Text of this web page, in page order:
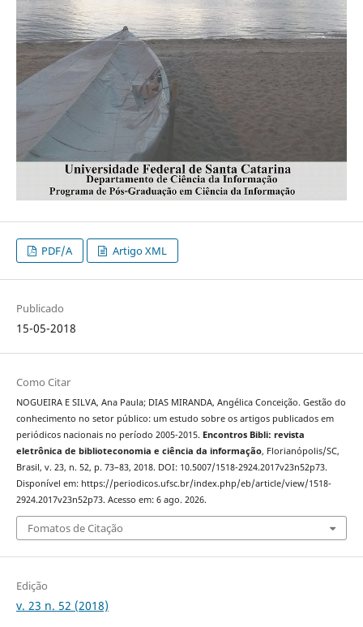
PDF/A Artigo XML
Publicado
15-05-2018
Como Citar
NOGUEIRA E SILVA, Ana Paula; DIAS MIRANDA, Angélica Conceição. Gestão do
conhecimento no setor público: um estudo sobre os artigos publicados em
periódicos nacionais no período 2005-2015. Encontros Bibli: revista
eletrônica de biblioteconomia e ciência da informação, Florianópolis/SC,
Brasil, v. 23, n. 52, p. 73–83, 2018. DOI: 10.5007/1518-2924.2017v23n52p73.
Disponível em: https://periodicos.ufsc.br/index.php/eb/article/view/1518-
2924.2017v23n52p73. Acesso em: 6 ago. 2026.
Fomatos de Citação
Edição
v. 23 n. 52 (2018)